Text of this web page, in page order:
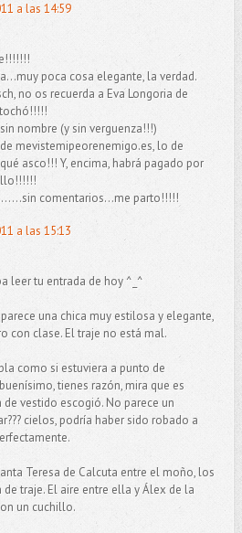
a las 14:59
poca cosa elegante, la verdad.
no os recuerda a Eva Longoria de
nombre (y sin verguenza!!!)
mevistemipeorenemigo.es, lo de
asco!!! Y, encima, habrá pagado por
comentarios...me parto!!!!!
a las 15:13
leer tu entrada de hoy ^_^
una chica muy estilosa y elegante,
con clase. El traje no está mal.
como si estuviera a punto de
tienes razón, mira que es
de vestido escogió. No parece un
cielos, podría haber sido robado a
Teresa de Calcuta entre el moño, los
traje. El aire entre ella y Álex de la
un cuchillo.